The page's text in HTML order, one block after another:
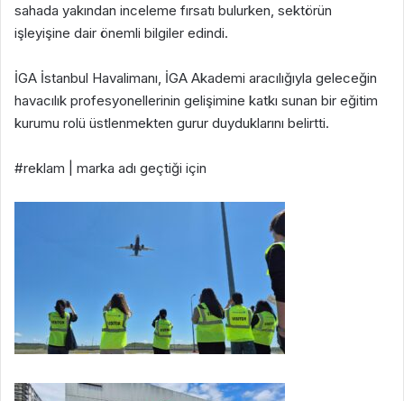
sahada yakından inceleme fırsatı bulurken, sektörün
işleyişine dair önemli bilgiler edindi.
İGA İstanbul Havalimanı, İGA Akademi aracılığıyla geleceğin
havacılık profesyonellerinin gelişimine katkı sunan bir eğitim
kurumu rolü üstlenmekten gurur duyduklarını belirtti.
#reklam | marka adı geçtiği için